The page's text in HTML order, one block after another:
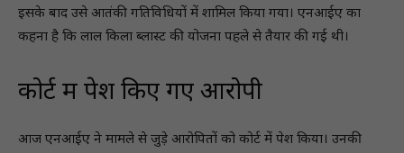
इसके बाद उसे आतंकी गतिविधियों में शामिल किया गया। एनआईए का
कहना है कि लाल किला ब्लास्ट की योजना पहले से तैयार की गई थी।
कोर्ट में पेश किए गए आरोपी
आज एनआईए ने मामले से जुड़े आरोपितों को कोर्ट में पेश किया। उनकी